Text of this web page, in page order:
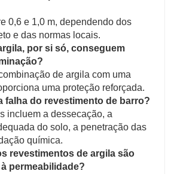
0,6 e 1,0 m, dependendo dos
e das normas locais.
por si só, conseguem
de argila com uma
uma proteção reforçada.
falha do revestimento de barro?
incluem a dessecação, a
do solo, a penetração das
química.
revestimentos de argila são
permeabilidade?